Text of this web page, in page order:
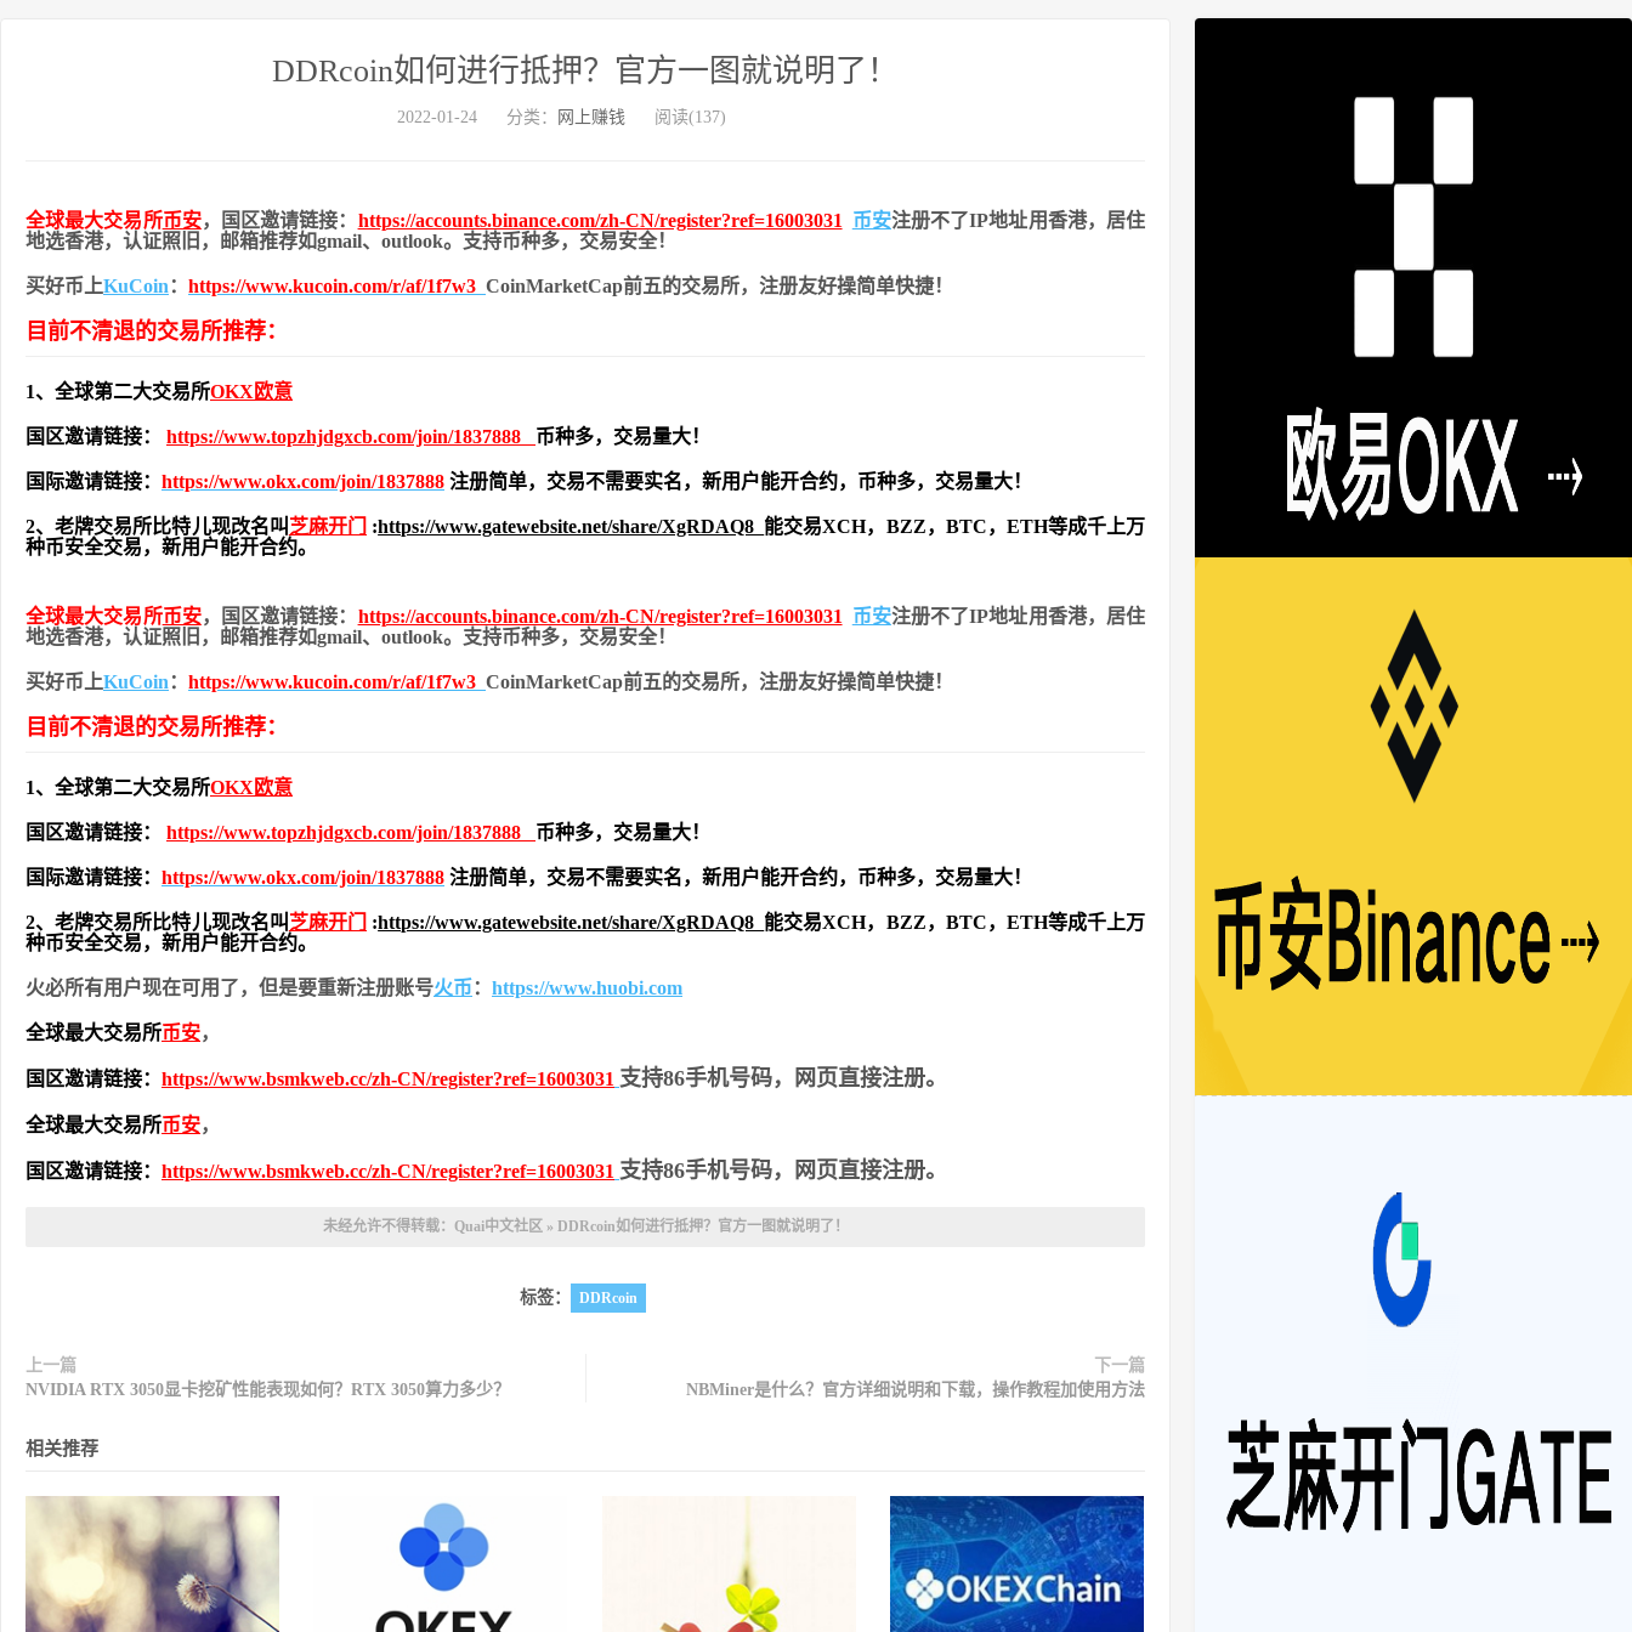
DDRcoin如何进行抵押？官方一图就说明了！
2022-01-24 分类： 网上赚钱 阅读(137)
全球最大交易所币安，国区邀请链接： https://accounts.binance.com/zh-CN/register?ref=16003031 币安注册不了IP地址用香港，居住
地选香港，认证照旧， 邮箱推荐如gmail、outlook。支持币种多，交易安全！
买好币上KuCoin ： https://www.kucoin.com/r/af/1f7w3 CoinMarketCap前五的交易所，注册友好操简单快捷！
目前不清退的交易所推荐：
1、全球第二大交易所OKX欧意
国区邀请链接： https://www.topzhjdgxcb.com/join/1837888 币种多，交易量大！
国际邀请链接： https://www.okx.com/join/1837888 注册简单，交易不需要实名，新用户能开合约， 币种多，交易量大！
2、老牌交易所比特儿现改名叫 芝麻开门 :https://www.gatewebsite.net/share/XgRDAQ8 能交易XCH，BZZ，BTC，ETH等成千上万
种币安全交易，新用户能开合约。
全球最大交易所币安，国区邀请链接： https://accounts.binance.com/zh-CN/register?ref=16003031 币安注册不了IP地址用香港，居住
地选香港，认证照旧， 邮箱推荐如gmail、outlook。支持币种多，交易安全！
买好币上KuCoin ： https://www.kucoin.com/r/af/1f7w3 CoinMarketCap前五的交易所，注册友好操简单快捷！
目前不清退的交易所推荐：
1、全球第二大交易所OKX欧意
国区邀请链接： https://www.topzhjdgxcb.com/join/1837888 币种多，交易量大！
国际邀请链接： https://www.okx.com/join/1837888 注册简单，交易不需要实名，新用户能开合约， 币种多，交易量大！
2、老牌交易所比特儿现改名叫 芝麻开门 :https://www.gatewebsite.net/share/XgRDAQ8 能交易XCH，BZZ，BTC，ETH等成千上万
种币安全交易，新用户能开合约。
火必所有用户现在可用了，但是要重新注册账号火币 ： https://www.huobi.com
全球最大交易所币安，
国区邀请链接： https://www.bsmkweb.cc/zh-CN/register?ref=16003031 支持86手机号码，网页直接注册。
全球最大交易所币安，
国区邀请链接： https://www.bsmkweb.cc/zh-CN/register?ref=16003031 支持86手机号码，网页直接注册。
未经允许不得转载： Quai中文社区» DDRcoin如何进行抵押？官方一图就说明了！
标签： DDRcoin
上一篇
NVIDIA RTX 3050显卡挖矿性能表现如何？RTX 3050算力多少？
下一篇
NBMiner是什么？官方详细说明和下载，操作教程加使用方法
相关推荐